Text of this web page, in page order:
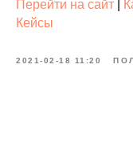
Перейти на сайт
Кейсы
2021-02-18 11:20